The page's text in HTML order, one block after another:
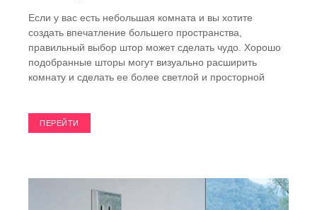
Если у вас есть небольшая комната и вы хотите
создать впечатление большего пространства,
правильный выбор штор может сделать чудо. Хорошо
подобранные шторы могут визуально расширить
комнату и сделать ее более светлой и просторной
ПЕРЕЙТИ